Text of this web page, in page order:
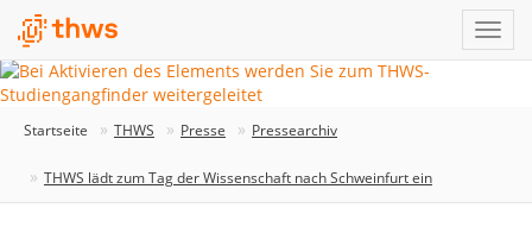
Startseite THWS Presse Pressearchiv
THWS lädt zum Tag der Wissenschaft nach Schweinfurt ein